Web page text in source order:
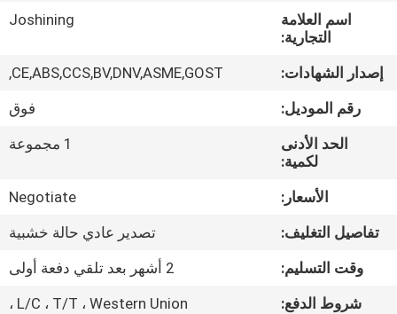
جولة
المصنع
مراقبة
الجودة
اتصل
اسم العلامة
التجارية:
Joshining
إصدار الشهادات:
CE,ABS,CCS,BV,DNV,ASME,GOST,
رقم الموديل:
فوق
الحد الأدنى
لكمية:
1 مجموعة
الأسعار:
Negotiate
تفاصيل التغليف:
تصدير عادي حالة خشبية
وقت التسليم:
2 أشهر بعد تلقي دفعة أولى
شروط الدفع:
L/C ، T/T ، Western Union ،